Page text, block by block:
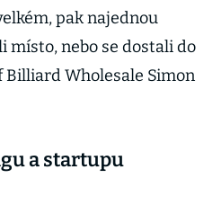
pak najednou
místo, nebo se dostali do
Billiard Wholesale Simon
a startupu